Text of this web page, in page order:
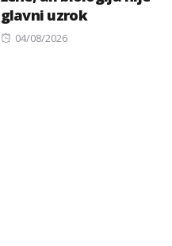
glavni uzrok
Posted
04/08/2026